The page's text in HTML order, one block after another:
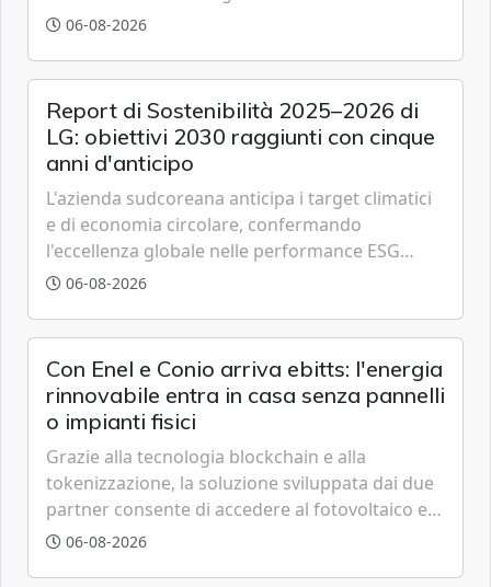
partenariato pubblico-privato e a una rete di
06-08-2026
Report di Sostenibilità 2025–2026 di
LG: obiettivi 2030 raggiunti con cinque
anni d'anticipo
L'azienda sudcoreana anticipa i target climatici
e di economia circolare, confermando
l'eccellenza globale nelle performance ESG
grazie a innovazione, accessibilità e governance
06-08-2026
Con Enel e Conio arriva ebitts: l'energia
rinnovabile entra in casa senza pannelli
o impianti fisici
Grazie alla tecnologia blockchain e alla
tokenizzazione, la soluzione sviluppata dai due
partner consente di accedere al fotovoltaico e
all'eolico ottenendo risparmi diretti in bolletta,
06-08-2026